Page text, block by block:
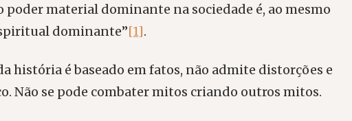
poder material dominante na sociedade é, ao mesmo
dominante”[1].
história é baseado em fatos, não admite distorções e
Não se pode combater mitos criando outros mitos.